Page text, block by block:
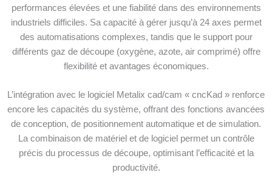
performances élevées et une fiabilité dans des environnements
industriels difficiles. Sa capacité à gérer jusqu’à 24 axes permet
des automatisations complexes, tandis que le support pour
différents gaz de découpe (oxygène, azote, air comprimé) offre
flexibilité et avantages économiques.
L’intégration avec le logiciel Metalix cad/cam « cncKad » renforce
encore les capacités du système, offrant des fonctions avancées
de conception, de positionnement automatique et de simulation.
La combinaison de matériel et de logiciel permet un contrôle
précis du processus de découpe, optimisant l’efficacité et la
productivité.